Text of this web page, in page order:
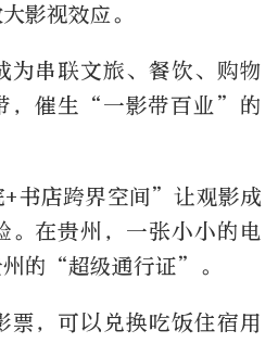
影视效应。
为串联文旅、餐饮、购物
，催生“一影带百业”的
书店跨界空间”让观影成
。在贵州，一张小小的电
的“超级通行证”。
票，可以兑换吃饭住宿用